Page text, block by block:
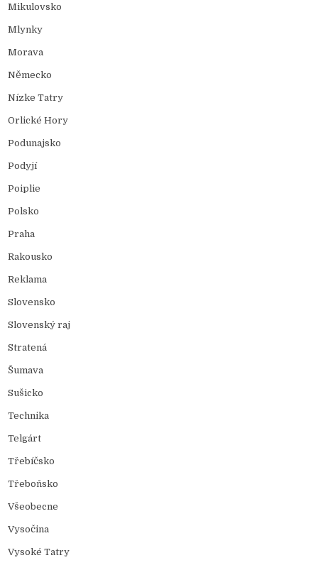
Mikulovsko
Mlynky
Morava
Německo
Nízke Tatry
Orlické Hory
Podunajsko
Podyjí
Poiplie
Polsko
Praha
Rakousko
Reklama
Slovensko
Slovenský raj
Stratená
Šumava
Sušicko
Technika
Telgárt
Třebíčsko
Třeboňsko
Všeobecne
Vysočina
Vysoké Tatry